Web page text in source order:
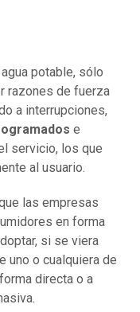
potable, sólo
razones de fuerza
a interrupciones,
e
servicio, los que
al usuario.
las empresas
en forma
si se viera
uno o cualquiera de
directa o a